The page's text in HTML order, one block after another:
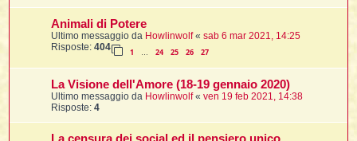
Animali di Potere
Ultimo messaggio da Howlinwolf«sab 6 mar 2021, 14:25
Risposte:404 1 … 24 25 26 27
La Visione dell'Amore (18-19 gennaio 2020)
Ultimo messaggio da Howlinwolf«ven 19 feb 2021, 14:38
Risposte:4